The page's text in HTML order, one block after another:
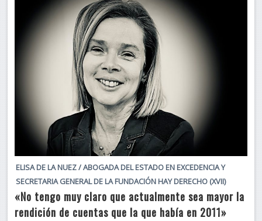
ELISA DE LA NUEZ / ABOGADA DEL ESTADO EN EXCEDENCIA Y
SECRETARIA GENERAL DE LA FUNDACIÓN HAY DERECHO (XVII)
«No tengo muy claro que actualmente sea mayor la
rendición de cuentas que la que había en 2011»